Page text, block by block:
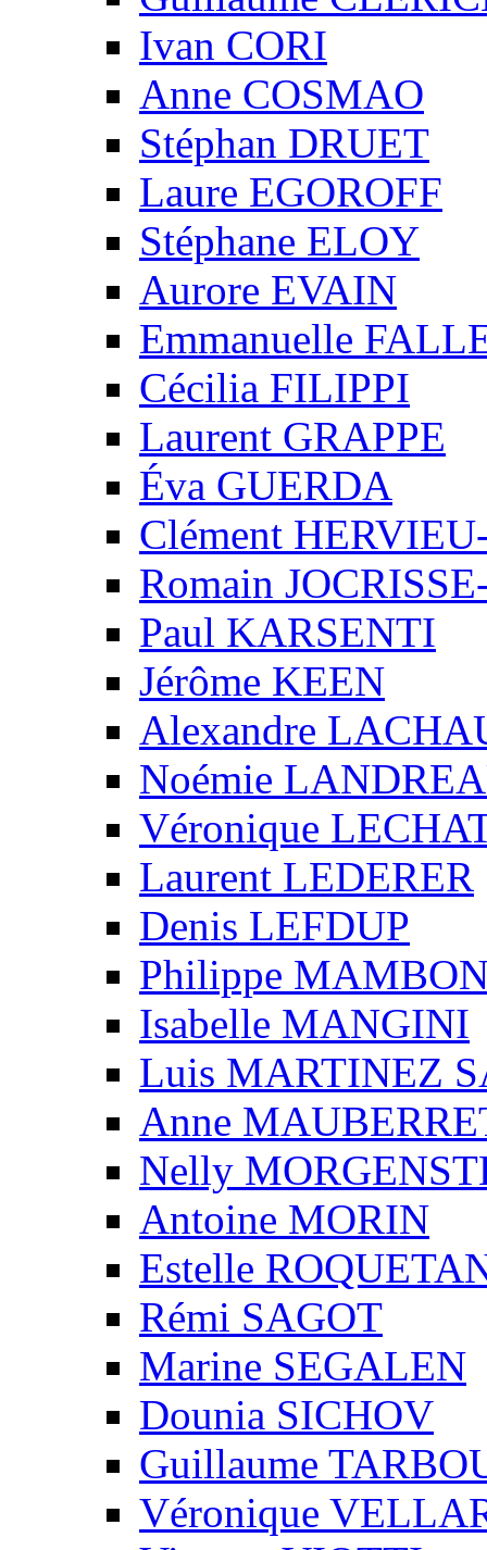
Ivan CORI
Anne COSMAO
Stéphan DRUET
Laure EGOROFF
Stéphane ELOY
Aurore EVAIN
Emmanuelle
Cécilia FILIPPI
Laurent GRAPPE
Éva GUERDA
Clément
Romain
Paul KARSENTI
Jérôme KEEN
Alexandre
Noémie
Véronique
Laurent LEDERER
Denis LEFDUP
Philippe
Isabelle MANGINI
Luis MARTINEZ
Anne
Nelly
Antoine MORIN
Estelle
Rémi SAGOT
Marine SEGALEN
Dounia SICHOV
Guillaume
Véronique